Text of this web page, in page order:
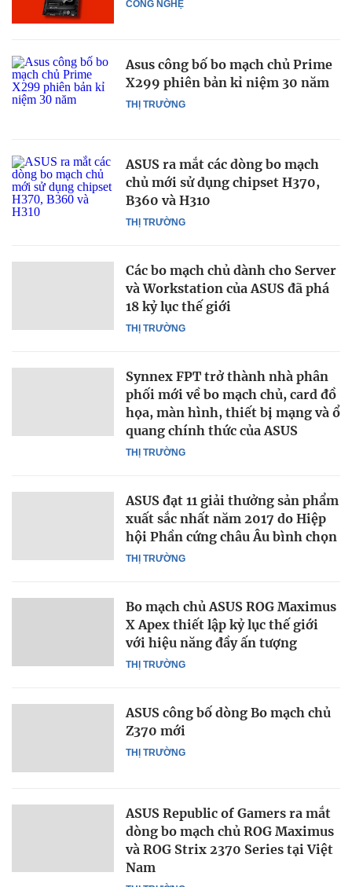
CÔNG NGHỆ
THỊ TRƯỜNG
Asus công bố bo mạch chủ Prime
X299 phiên bản kỉ niệm 30 năm
THỊ TRƯỜNG
ASUS ra mắt các dòng bo mạch
chủ mới sử dụng chipset H370,
B360 và H310
THỊ TRƯỜNG
Các bo mạch chủ dành cho Server
và Workstation của ASUS đã phá
18 kỷ lục thế giới
THỊ TRƯỜNG
Synnex FPT trở thành nhà phân
phối mới về bo mạch chủ, card đồ
họa, màn hình, thiết bị mạng và ổ
quang chính thức của ASUS
THỊ TRƯỜNG
ASUS đạt 11 giải thưởng sản phẩm
xuất sắc nhất năm 2017 do Hiệp
hội Phần cứng châu Âu bình chọn
THỊ TRƯỜNG
Bo mạch chủ ASUS ROG Maximus
X Apex thiết lập kỷ lục thế giới
với hiệu năng đầy ấn tượng
THỊ TRƯỜNG
ASUS công bố dòng Bo mạch chủ
Z370 mới
ASUS Republic of Gamers ra mắt
dòng bo mạch chủ ROG Maximus
và ROG Strix 2370 Series tại Việt
Nam